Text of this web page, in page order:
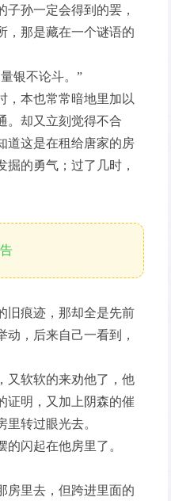
子孙一定会得到的罢，
，那是藏在一个谜语的
银不论斗。”
，本也常常暗地里加以
。却又立刻觉得不合
道这是在租给唐家的房
掘的勇气；过了几时，
旧痕迹，那却全是先前
动，后来自己一看到，
又软软的来劝他了，他
证明，又加上阴森的催
转过眼光去。
闪起在他房里了。
房里去，但跨进里面的